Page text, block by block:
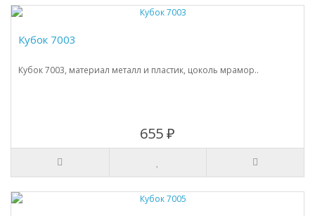
Кубок 7003
Кубок 7003, материал металл и пластик, цоколь мрамор..
655 ₽